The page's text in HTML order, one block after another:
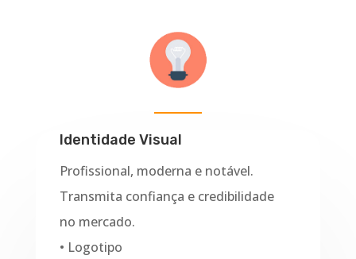
Identidade Visual
Profissional, moderna e notável.
Transmita confiança e credibilidade
no mercado.
• Logotipo